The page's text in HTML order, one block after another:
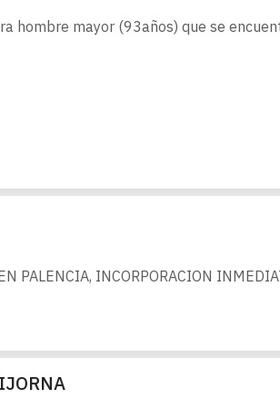
hombre mayor (93años) que se
PALENCIA, INCORPORACION